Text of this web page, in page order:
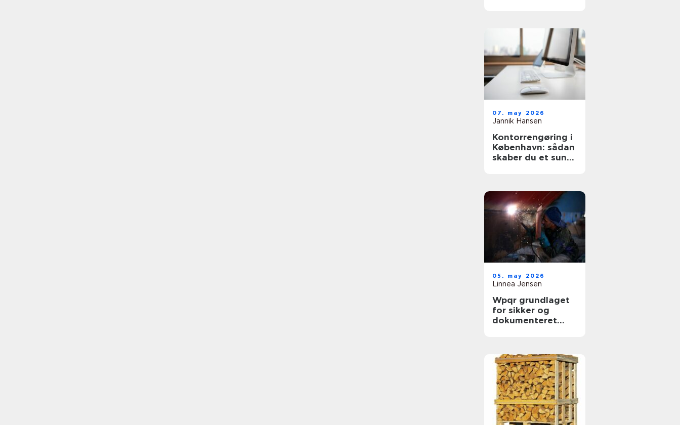
07. may 2026
Jannik Hansen
Kontorrengøring i
København: sådan
skaber du et sundt
05. may 2026
Linnea Jensen
Wpqr grundlaget
for sikker og
dokumenteret